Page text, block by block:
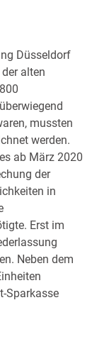
Düsseldorf
alten
mussten
werden.
ab März 2020
der
in
Erst im
Neben dem
Sparkasse